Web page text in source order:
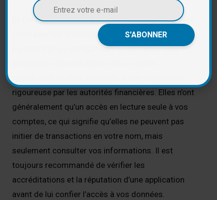
En Europe, la DSP2 impose un cadre réglementaire
strict pour les prestataires de services de
paiement et les agrégateurs de comptes. Ces
rigoureuse par les autorités financières. Elles n’ont
généralement qu’un accès en lecture seule à vos
comptes, ce qui signifie qu’elles ne peuvent pas
initier de transactions en votre nom, mais
seulement consulter vos informations. Il est
toujours recommandé de vérifier les
accréditations et la réputation d’une application
avant de lui confier l’accès à vos données.